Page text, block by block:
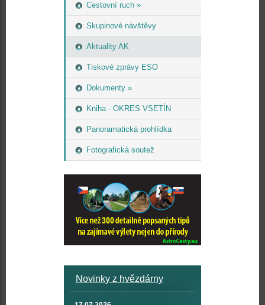
Cestovní ruch »
Skupinové návštěvy
Aktuality AK
Tiskové zprávy ESO
Dokumenty »
Kniha - OKRES VSETÍN
Panoramatická prohlídka
Fotografická soutež
Novinky z hvězdárny